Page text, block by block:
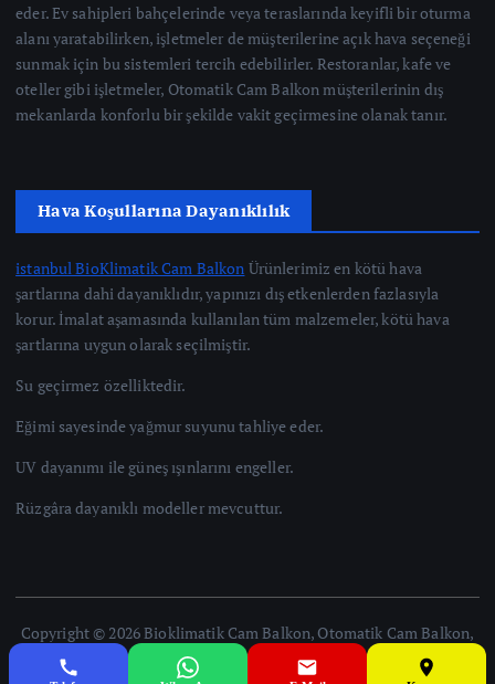
eder. Ev sahipleri bahçelerinde veya teraslarında keyifli bir oturma
alanı yaratabilirken, işletmeler de müşterilerine açık hava seçeneği
sunmak için bu sistemleri tercih edebilirler. Restoranlar, kafe ve
oteller gibi işletmeler, Otomatik Cam Balkon müşterilerinin dış
mekanlarda konforlu bir şekilde vakit geçirmesine olanak tanır.
Hava Koşullarına Dayanıklılık
istanbul BioKlimatik Cam Balkon Ürünlerimiz en kötü hava
şartlarına dahi dayanıklıdır, yapınızı dış etkenlerden fazlasıyla
korur. İmalat aşamasında kullanılan tüm malzemeler, kötü hava
şartlarına uygun olarak seçilmiştir.
Su geçirmez özelliktedir.
Eğimi sayesinde yağmur suyunu tahliye eder.
UV dayanımı ile güneş ışınlarını engeller.
Rüzgâra dayanıklı modeller mevcuttur.
Copyright © 2026 Bioklimatik Cam Balkon, Otomatik Cam Balkon,
Giyotin Cam Balkon, İstanbul | Powered by [İstanbul Cam Balkon]